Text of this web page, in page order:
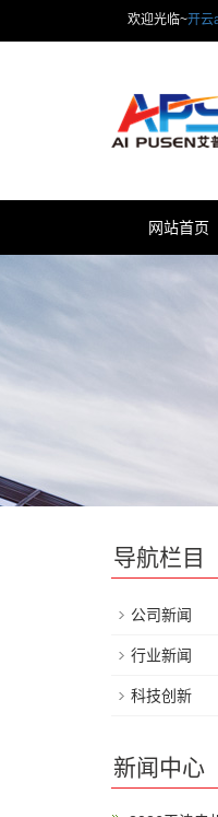
欢迎光临~开云
网站首页
导航栏目
公司新闻
行业新闻
科技创新
新闻中心